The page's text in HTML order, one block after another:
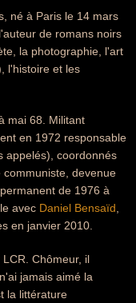
né à Paris le 14 mars
de romans noirs
la photographie, l'art
l'histoire et les
mai 68. Militant
en 1972 responsable
appelés), coordonnés
devenue
de 1976 à
avec Daniel Bensaïd
en janvier 2010.
Chômeur, il
jamais aimé la
la littérature